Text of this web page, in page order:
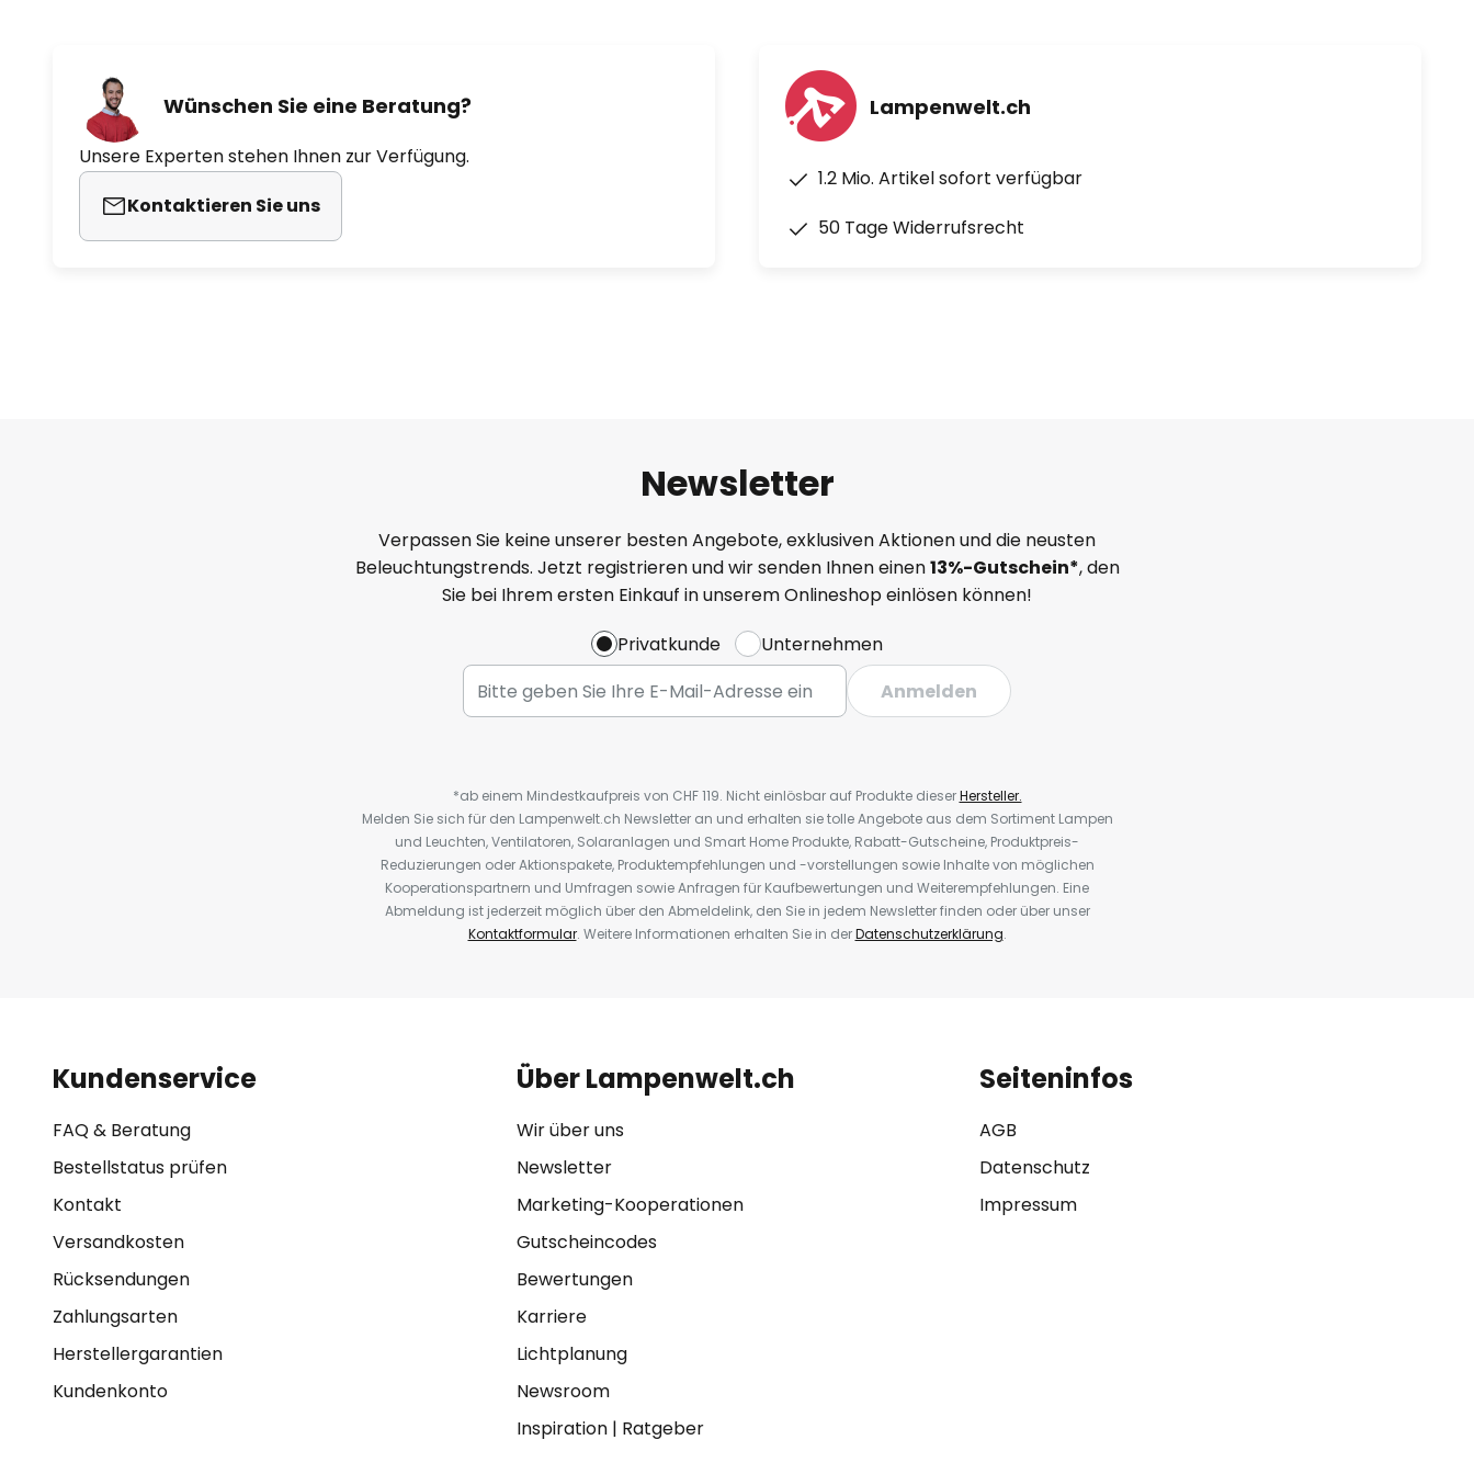
Wünschen Sie eine Beratung?
Unsere Experten stehen Ihnen zur Verfügung.
Kontaktieren Sie uns
Lampenwelt.ch
1.2 Mio. Artikel sofort verfügbar
50 Tage Widerrufsrecht
Newsletter
Verpassen Sie keine unserer besten Angebote, exklusiven Aktionen und die neusten
Beleuchtungstrends. Jetzt registrieren und wir senden Ihnen einen13%-Gutschein*, den
Sie bei Ihrem ersten Einkauf in unserem Onlineshop einlösen können!
Privatkunde
Unternehmen
Anmelden
*ab einem Mindestkaufpreis von CHF 119. Nicht einlösbar auf Produkte dieserHersteller.
Melden Sie sich für den Lampenwelt.ch Newsletter an und erhalten sie tolle Angebote aus dem Sortiment Lampen
und Leuchten, Ventilatoren, Solaranlagen und Smart Home Produkte, Rabatt-Gutscheine, Produktpreis-
Reduzierungen oder Aktionspakete, Produktempfehlungen und -vorstellungen sowie Inhalte von möglichen
Kooperationspartnern und Umfragen sowie Anfragen für Kaufbewertungen und Weiterempfehlungen. Eine
Abmeldung ist jederzeit möglich über den Abmeldelink, den Sie in jedem Newsletter finden oder über unser
Kontaktformular. Weitere Informationen erhalten Sie in derDatenschutzerklärung.
Kundenservice
FAQ & Beratung
Bestellstatus prüfen
Kontakt
Versandkosten
Rücksendungen
Zahlungsarten
Herstellergarantien
Kundenkonto
Über Lampenwelt.ch
Wir über uns
Newsletter
Marketing-Kooperationen
Gutscheincodes
Bewertungen
Karriere
Lichtplanung
Newsroom
Inspiration| Ratgeber
Seiteninfos
AGB
Datenschutz
Impressum